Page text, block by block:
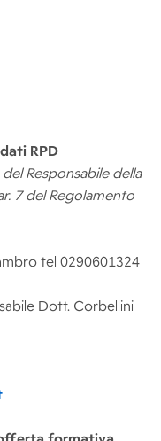
RPD
Responsabile della
7 del Regolamento
tel 0290601324
Dott. Corbellini